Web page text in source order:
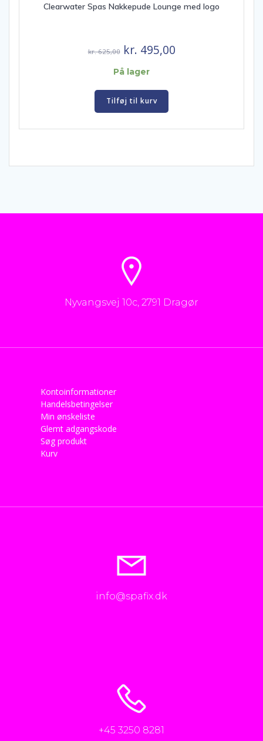
Clearwater Spas Nakkepude Lounge med logo
kr.625,00 Den
oprindelige
var:
kr. 625,00.
kr. 495,00Den
På lager
Tilføj til kurv
Nyvangsvej 10c, 2791 Dragør
Kontoinformationer
Handelsbetingelser
Min ønskeliste
Glemt adgangskode
Søg produkt
Kurv
info@spafix.dk
+45 3250 8281